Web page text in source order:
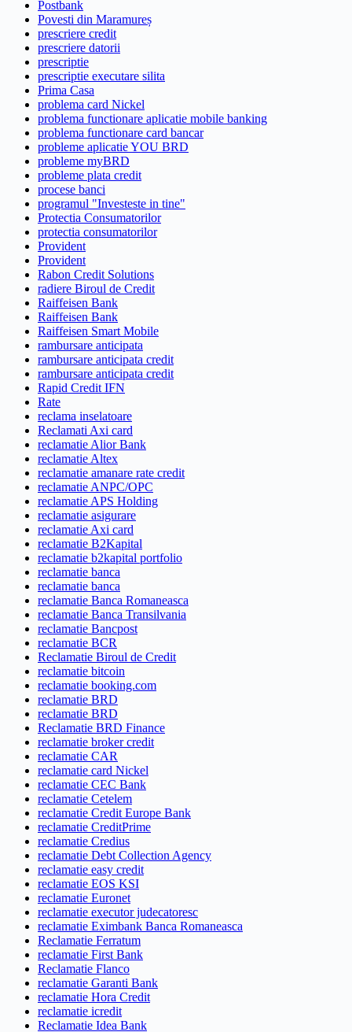
Postbank
Povesti din Maramureș
prescriere credit
prescriere datorii
prescriptie
prescriptie executare silita
Prima Casa
problema card Nickel
problema functionare aplicatie mobile banking
problema functionare card bancar
probleme aplicatie YOU BRD
probleme myBRD
probleme plata credit
procese banci
programul "Investeste in tine"
Protectia Consumatorilor
protectia consumatorilor
Provident
Provident
Rabon Credit Solutions
radiere Biroul de Credit
Raiffeisen Bank
Raiffeisen Bank
Raiffeisen Smart Mobile
rambursare anticipata
rambursare anticipata credit
rambursare anticipata credit
Rapid Credit IFN
Rate
reclama inselatoare
Reclamati Axi card
reclamatie Alior Bank
reclamatie Altex
reclamatie amanare rate credit
reclamatie ANPC/OPC
reclamatie APS Holding
reclamatie asigurare
reclamatie Axi card
reclamatie B2Kapital
reclamatie b2kapital portfolio
reclamatie banca
reclamatie banca
reclamatie Banca Romaneasca
reclamatie Banca Transilvania
reclamatie Bancpost
reclamatie BCR
Reclamatie Biroul de Credit
reclamatie bitcoin
reclamatie booking.com
reclamatie BRD
reclamatie BRD
Reclamatie BRD Finance
reclamatie broker credit
reclamatie CAR
reclamatie card Nickel
reclamatie CEC Bank
reclamatie Cetelem
reclamatie Credit Europe Bank
reclamatie CreditPrime
reclamatie Credius
reclamatie Debt Collection Agency
reclamatie easy credit
reclamatie EOS KSI
reclamatie Euronet
reclamatie executor judecatoresc
reclamatie Eximbank Banca Romaneasca
Reclamatie Ferratum
reclamatie First Bank
Reclamatie Flanco
reclamatie Garanti Bank
reclamatie Hora Credit
reclamatie icredit
Reclamatie Idea Bank